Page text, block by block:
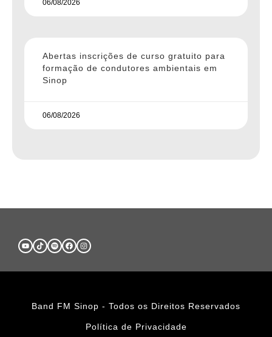
06/08/2026
Abertas inscrições de curso gratuito para
formação de condutores ambientais em
Sinop
06/08/2026
Band FM Sinop - Todos os Direitos Reservados
Política de Privacidade